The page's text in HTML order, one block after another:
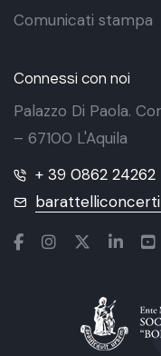
Comunicati stampa
Connessi con noi
Palazzo Di Paola.
– 67100 L'Aquila
+ 39 0862 24262